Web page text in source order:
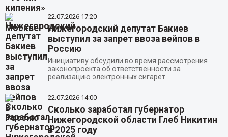
22.07.2026 17:20
Нижегородский депутат Бакиев
выступил за запрет ввоза вейпов в
Россию
Инициативу обсудили во время рассмотрения
законопроекта об ответственности за
реализацию электронных сигарет
22.07.2026 14:00
Сколько заработал губернатор
Нижегородской области Глеб Никитин
в 2025 году